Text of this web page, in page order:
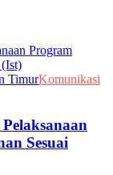
TimurKomunikasi
Sesuai